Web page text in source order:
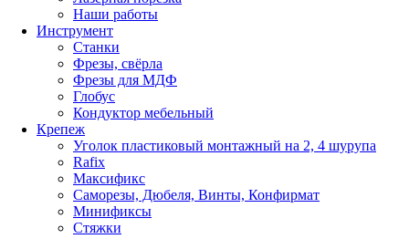
Наши работы
Инструмент
Станки
Фрезы, свёрла
Фрезы для МДФ
Глобус
Кондуктор мебельный
Крепеж
Уголок пластиковый монтажный на 2, 4 шурупа
Rafix
Максификс
Саморезы, Дюбеля, Винты, Конфирмат
Минификсы
Стяжки